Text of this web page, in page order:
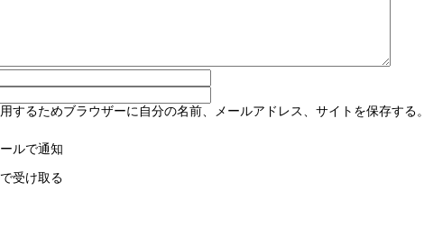
するためブラウザーに自分の名前、メールアドレス、サイトを保存する。
ルで通知
受け取る